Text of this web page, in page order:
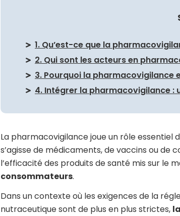
1. Qu’est-ce que la
2. Qui sont les acteurs en
3. Pourquoi la pharmacovigilance
4. Intégrer la pharmacovigilance :
La pharmacovigilance joue un rôle essentiel
s’agisse de médicaments, de vaccins ou
l’efficacité des produits de santé mis sur le
consommateurs.
Dans un contexte où les exigences de la
nutraceutique sont de plus en plus strictes,